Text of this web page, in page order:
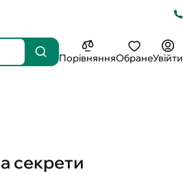
ПорівнянняОбранеУвійти
секрети